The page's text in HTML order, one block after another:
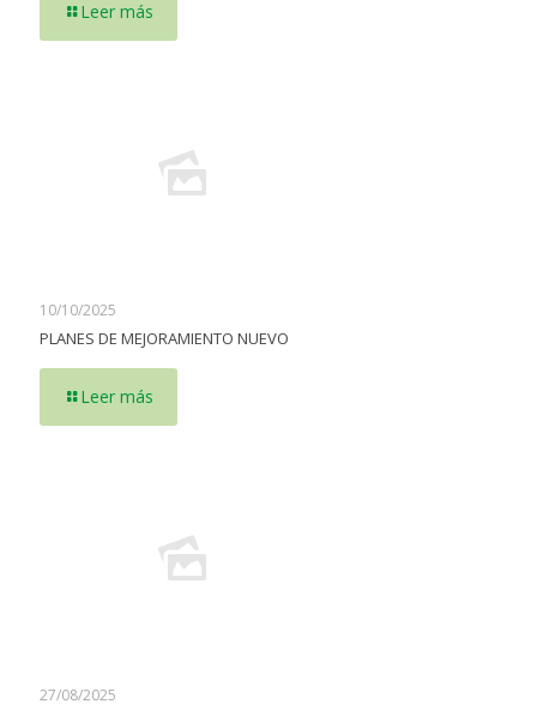
Leer más
10/10/2025
PLANES DE MEJORAMIENTO NUEVO
Leer más
27/08/2025